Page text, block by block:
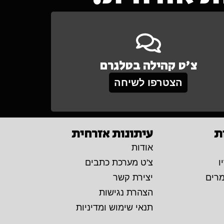
צ'ט קהילה בטלגרם
הצטרפו לשיחה
עיתונות אזרחית
אודות
צ'ט מערכת כתבים
יצירת קשר
הצהרת נגישות
תנאי שימוש ומדיניות